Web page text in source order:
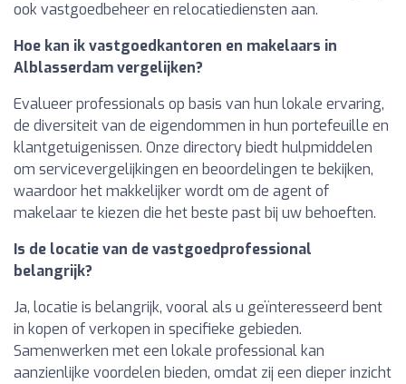
ook vastgoedbeheer en relocatiediensten aan.
Hoe kan ik vastgoedkantoren en makelaars in
Alblasserdam vergelijken?
Evalueer professionals op basis van hun lokale ervaring,
de diversiteit van de eigendommen in hun portefeuille en
klantgetuigenissen. Onze directory biedt hulpmiddelen
om servicevergelijkingen en beoordelingen te bekijken,
waardoor het makkelijker wordt om de agent of
makelaar te kiezen die het beste past bij uw behoeften.
Is de locatie van de vastgoedprofessional
belangrijk?
Ja, locatie is belangrijk, vooral als u geïnteresseerd bent
in kopen of verkopen in specifieke gebieden.
Samenwerken met een lokale professional kan
aanzienlijke voordelen bieden, omdat zij een dieper inzicht